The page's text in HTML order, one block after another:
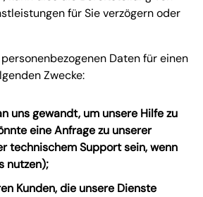
für Sie verzögern oder
Daten für einen
Zwecke:
uns gewandt, um unsere Hilfe zu
eine Anfrage zu unserer
technischem Support sein, wenn
nutzen);
Kunden, die unsere Dienste